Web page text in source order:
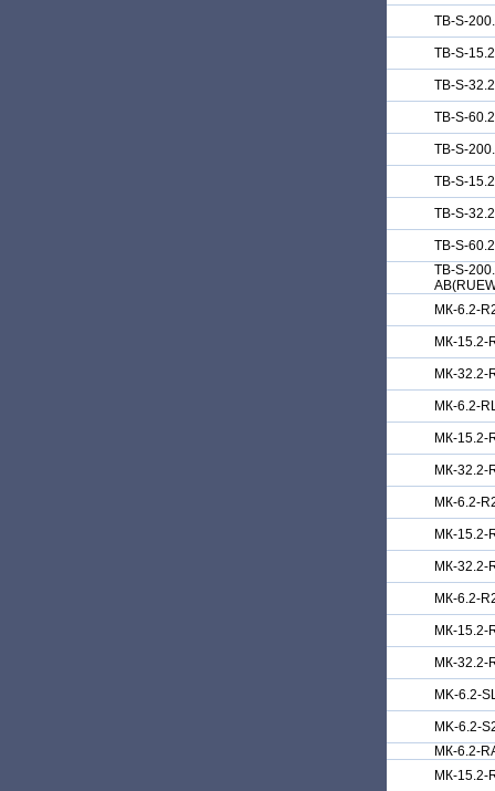
TB-S-
TB-S-
TB-S-
TB-S-
TB-S-
TB-S-
TB-S-
TB-S-
TB-S-
МК-6.2-
МК-15.2-
МК-32.2-
МК-6.2-
МК-15.2-
МК-32.2-
МК-6.2-
МК-15.2-
МК-32.2-
МК-6.2-
МК-15.2-
МК-32.2-
MK-6.2-
MK-6.2-
МК-6.2-
МК-15.2-